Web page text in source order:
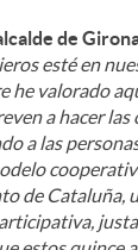
de
esté en
he valorado
a hacer las
a las
de Cataluña,